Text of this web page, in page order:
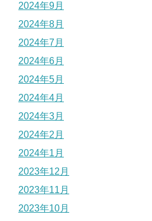
2024年9月
2024年8月
2024年7月
2024年6月
2024年5月
2024年4月
2024年3月
2024年2月
2024年1月
2023年12月
2023年11月
2023年10月